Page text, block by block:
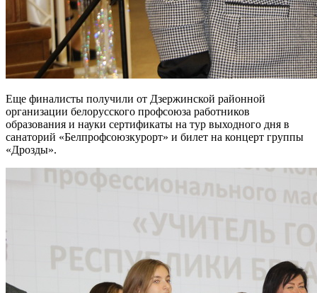
Еще финалисты получили от Дзержинской районной
организации белорусского профсоюза работников
образования и науки сертификаты на тур выходного дня в
санаторий «Белпрофсоюзкурорт» и билет на концерт группы
«Дрозды».